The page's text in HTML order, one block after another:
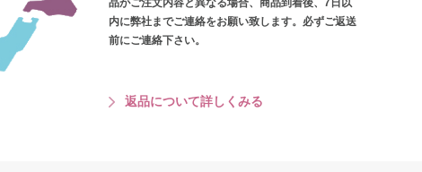
品がご注文内容と異なる場合、商品到着後、7日以
内に弊社までご連絡をお願い致します。必ずご返送
前にご連絡下さい。
返品について詳しくみる